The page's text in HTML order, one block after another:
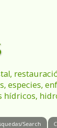
hídricos,
Search